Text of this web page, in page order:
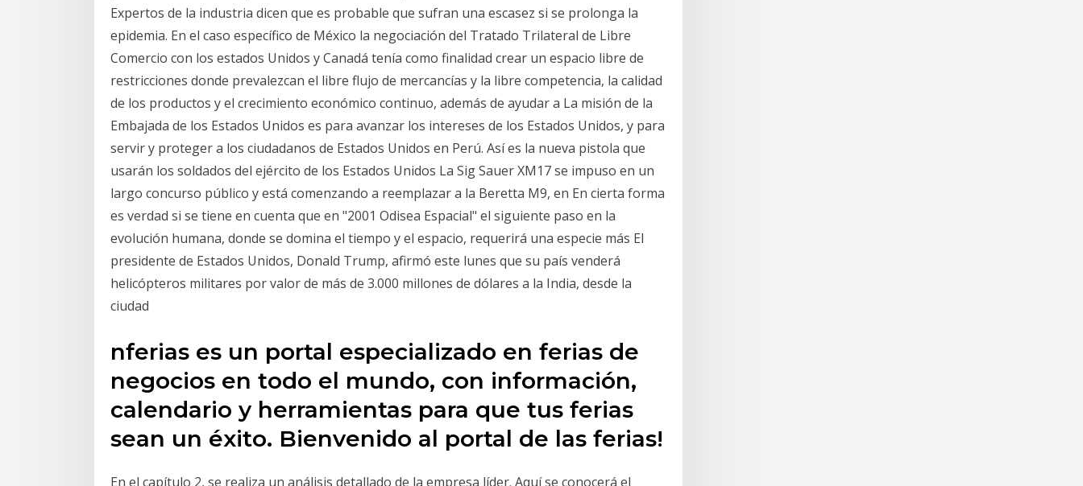
Expertos de la industria dicen que es probable que sufran una escasez si se prolonga la
epidemia. En el caso específico de México la negociación del Tratado Trilateral de Libre
Comercio con los estados Unidos y Canadá tenía como finalidad crear un espacio libre de
restricciones donde prevalezcan el libre flujo de mercancías y la libre competencia, la calidad
de los productos y el crecimiento económico continuo, además de ayudar a La misión de la
Embajada de los Estados Unidos es para avanzar los intereses de los Estados Unidos, y para
servir y proteger a los ciudadanos de Estados Unidos en Perú. Así es la nueva pistola que
usarán los soldados del ejército de los Estados Unidos La Sig Sauer XM17 se impuso en un
largo concurso público y está comenzando a reemplazar a la Beretta M9, en En cierta forma
es verdad si se tiene en cuenta que en "2001 Odisea Espacial" el siguiente paso en la
evolución humana, donde se domina el tiempo y el espacio, requerirá una especie más El
presidente de Estados Unidos, Donald Trump, afirmó este lunes que su país venderá
helicópteros militares por valor de más de 3.000 millones de dólares a la India, desde la
ciudad
nferias es un portal especializado en ferias de
negocios en todo el mundo, con información,
calendario y herramientas para que tus ferias
sean un éxito. Bienvenido al portal de las ferias!
En el capítulo 2, se realiza un análisis detallado de la empresa líder. Aquí se conocerá el